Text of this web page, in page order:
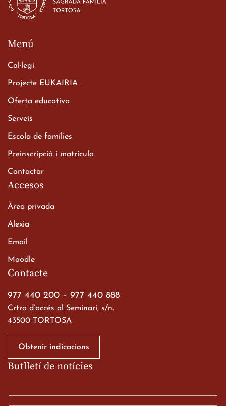
23 de març de 2026
Xerrada del Sr. Bisbe als
Batxillerat
a les ciutats imperials
Contacte
977 440 200 – 977 440 888
Crtra d’accés al Seminari, s/n.
43500 TORTOSA
Obtenir indicacions
Menú
Col·legi
Projecte EUKAIRIA
Oferta educativa
Serveis
Escola de famílies
Preinscripció i matrícula
Contactar
Accesos
Àrea privada
Alexia
Email
Moodle
Butlletí de notícies